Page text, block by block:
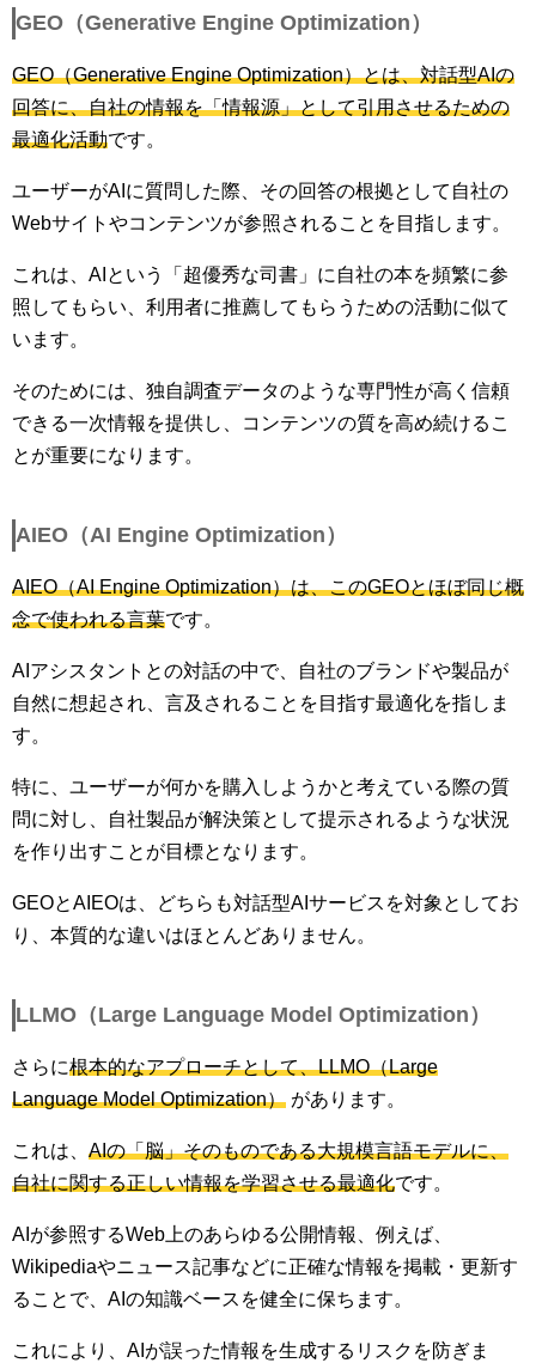
GEO（Generative Engine Optimization）
GEO（Generative Engine Optimization）とは、対話型AIの
回答に、自社の情報を「情報源」として引用させるための
最適化活動です。
ユーザーがAIに質問した際、その回答の根拠として自社の
Webサイトやコンテンツが参照されることを目指します。
これは、AIという「超優秀な司書」に自社の本を頻繁に参
照してもらい、利用者に推薦してもらうための活動に似て
います。
そのためには、独自調査データのような専門性が高く信頼
できる一次情報を提供し、コンテンツの質を高め続けるこ
とが重要になります。
AIEO（AI Engine Optimization）
AIEO（AI Engine Optimization）は、このGEOとほぼ同じ概
念で使われる言葉です。
AIアシスタントとの対話の中で、自社のブランドや製品が
自然に想起され、言及されることを目指す最適化を指しま
す。
特に、ユーザーが何かを購入しようかと考えている際の質
問に対し、自社製品が解決策として提示されるような状況
を作り出すことが目標となります。
GEOとAIEOは、どちらも対話型AIサービスを対象としてお
り、本質的な違いはほとんどありません。
LLMO（Large Language Model Optimization）
さらに根本的なアプローチとして、LLMO（Large
Language Model Optimization） があります。
これは、 AIの「脳」そのものである大規模言語モデルに、
自社に関する正しい情報を学習させる最適化です。
AIが参照するWeb上のあらゆる公開情報、例えば、
Wikipediaやニュース記事などに正確な情報を掲載・更新す
ることで、AIの知識ベースを健全に保ちます。
これにより、AIが誤った情報を生成するリスクを防ぎま